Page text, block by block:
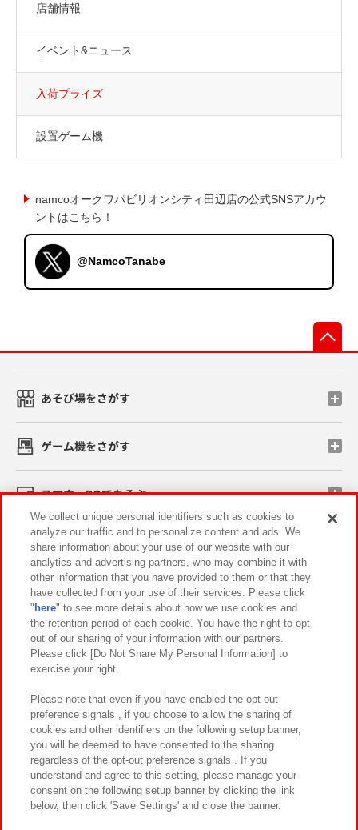
店舗情報
イベント&ニュース
入荷プライズ
設置ゲーム機
namcoオークワパビリオンシティ田辺店の公式SNSアカウ
ントはこちら！
@NamcoTanabe
あそび場をさがす
ゲーム機をさがす
スマホ・PCであそぶ
イベント・キャンペーン
関連会社 サステナビリティ サイトポリシー
プライバシーポリシー ウェブアクセシビリティ方針と検証結果
お取引先さまとともに
カスタマーハラスメント対応方針 よくあるご質問・お問い合わせ
©Bandai Namco Amusement Inc.
We collect unique personal identifiers such as cookies to
analyze our traffic and to personalize content and ads. We
share information about your use of our website with our
analytics and advertising partners, who may combine it with
other information that you have provided to them or that they
have collected from your use of their services. Please click
" here" to see more details about how we use cookies and
the retention period of each cookie. You have the right to opt
out of our sharing of your information with our partners.
Please click [Do Not Share My Personal Information] to
exercise your right.
Please note that even if you have enabled the opt-out
preference signals , if you choose to allow the sharing of
cookies and other identifiers on the following setup banner,
you will be deemed to have consented to the sharing
regardless of the opt-out preference signals . If you
understand and agree to this setting, please manage your
consent on the following setup banner by clicking the link
below, then click 'Save Settings' and close the banner.